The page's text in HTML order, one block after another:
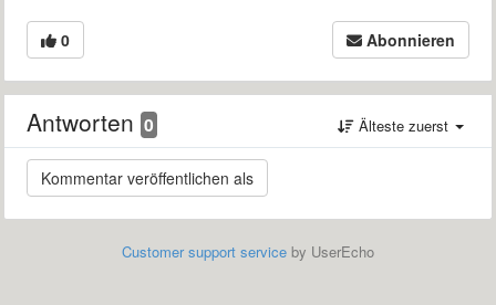
0 Abonnieren
Antworten 0 Älteste zuerst
Customer support service by UserEcho